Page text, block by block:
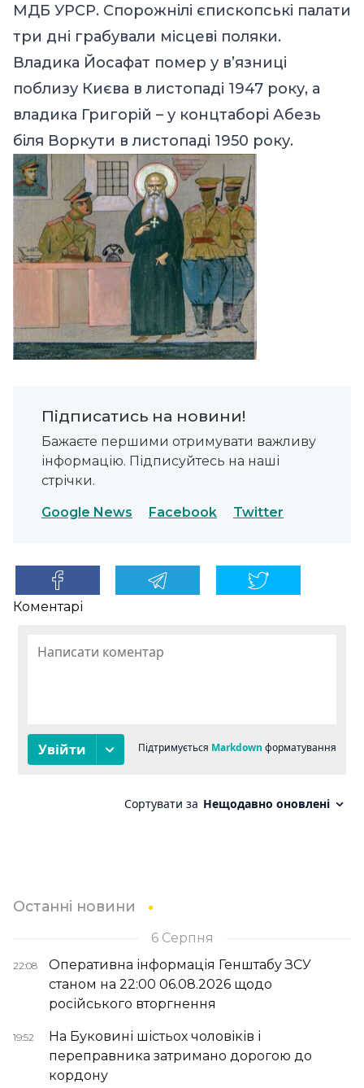
МДБ УРСР. Спорожнілі єпископські палати
три дні грабували місцеві поляки.
Владика Йосафат помер у в’язниці
поблизу Києва в листопаді 1947 року, а
владика Григорій – у концтаборі Абезь
біля Воркути в листопаді 1950 року.
Підписатись на новини!
Бажаєте першими отримувати важливу
інформацію. Підписуйтесь на наші
стрічки.
Google News Facebook Twitter
Коментарі
Останні новини
6 Серпня
22:08
Оперативна інформація Генштабу ЗСУ
станом на 22:00 06.08.2026 щодо
російського вторгнення
19:52
На Буковині шістьох чоловіків і
переправника затримано дорогою до
кордону